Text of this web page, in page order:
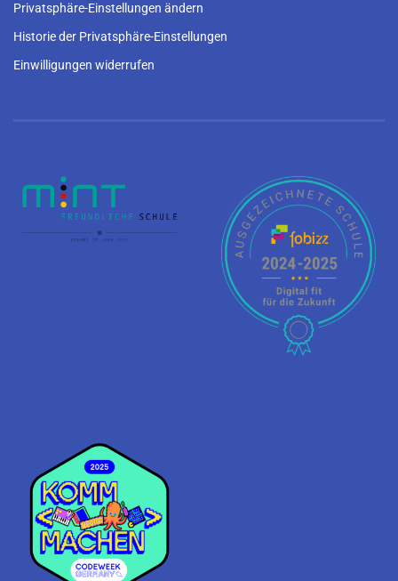
Privatsphäre-Einstellungen ändern
Historie der Privatsphäre-Einstellungen
Einwilligungen widerrufen